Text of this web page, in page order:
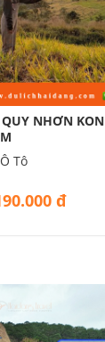
NHƠN KON
Tô
đ